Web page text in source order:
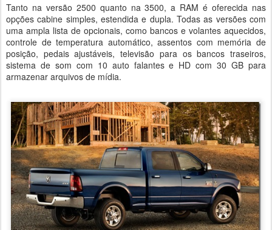
Tanto na versão 2500 quanto na 3500, a RAM é oferecida nas
opções cabine simples, estendida e dupla. Todas as versões com
uma ampla lista de opcionais, como bancos e volantes aquecidos,
controle de temperatura automático, assentos com memória de
posição, pedais ajustáveis, televisão para os bancos traseiros,
sistema de som com 10 auto falantes e HD com 30 GB para
armazenar arquivos de mídia.